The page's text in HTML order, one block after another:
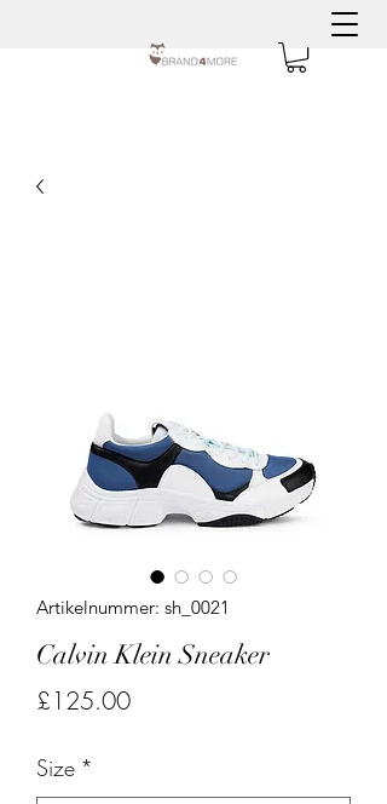
Artikelnummer: sh_0021
Calvin Klein Sneaker
£125.00Preis
Size *